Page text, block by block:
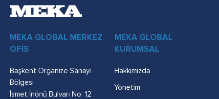
MEKA GLOBAL MERKEZ
OFİS
Başkent Organize Sanayi
Bölgesi
İsmet İnönü Bulvarı No: 12
MEKA GLOBAL
KURUMSAL
Hakkımızda
Yönetim